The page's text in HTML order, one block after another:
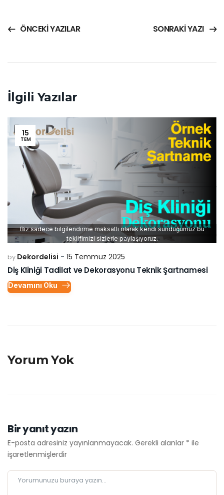
ÖNCEKI YAZILAR SONRAKI YAZI
İlgili Yazılar
15
TEM
Biz sadece bilgilendirme maksatlı olarak kendi sunduğumuz bu
teklifimizi sizlerle paylaşıyoruz.
by Dekordelisi 15 Temmuz 2025
Diş Kliniği Tadilat ve Dekorasyonu Teknik Şartnamesi
Devamını Oku
Yorum Yok
Bir yanıt yazın
E-posta adresiniz yayınlanmayacak. Gerekli alanlar * ile
işaretlenmişlerdir